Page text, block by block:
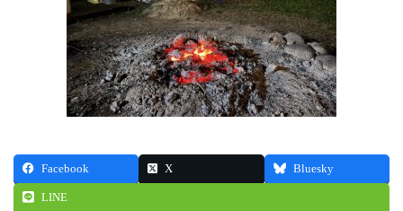
Facebook X Bluesky
LINE